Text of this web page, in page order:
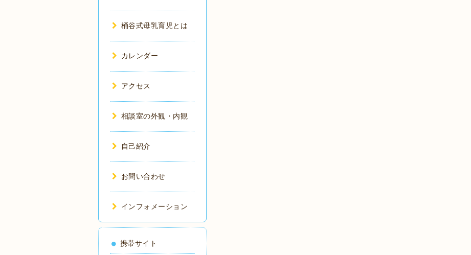
桶谷式母乳育児とは
カレンダー
アクセス
相談室の外観・内観
自己紹介
お問い合わせ
インフォメーション
携帯サイト